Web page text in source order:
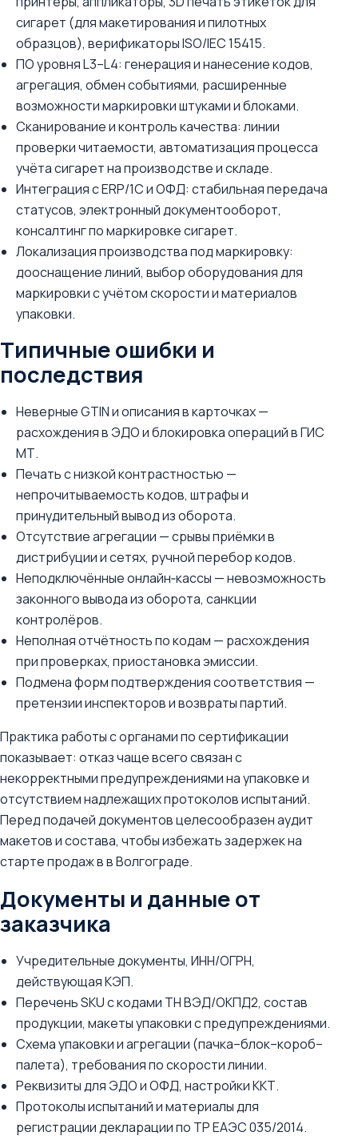
сигарет (для макетирования и пилотных
образцов), верификаторы ISO/IEC 15415.
ПО уровня L3–L4: генерация и нанесение кодов,
агрегация, обмен событиями, расширенные
возможности маркировки штуками и блоками.
Сканирование и контроль качества: линии
проверки читаемости, автоматизация процесса
учёта сигарет на производстве и складе.
Интеграция с ERP/1С и ОФД: стабильная передача
статусов, электронный документооборот,
консалтинг по маркировке сигарет.
Локализация производства под маркировку:
дооснащение линий, выбор оборудования для
маркировки с учётом скорости и материалов
упаковки.
Типичные ошибки и
последствия
Неверные GTIN и описания в карточках —
расхождения в ЭДО и блокировка операций в ГИС
МТ.
Печать с низкой контрастностью —
непрочитываемость кодов, штрафы и
принудительный вывод из оборота.
Отсутствие агрегации — срывы приёмки в
дистрибуции и сетях, ручной перебор кодов.
Неподключённые онлайн‑кассы — невозможность
законного вывода из оборота, санкции
контролёров.
Неполная отчётность по кодам — расхождения
при проверках, приостановка эмиссии.
Подмена форм подтверждения соответствия —
претензии инспекторов и возвраты партий.
Практика работы с органами по сертификации
показывает: отказ чаще всего связан с
некорректными предупреждениями на упаковке и
отсутствием надлежащих протоколов испытаний.
Перед подачей документов целесообразен аудит
макетов и состава, чтобы избежать задержек на
старте продаж в в Волгограде.
Документы и данные от
заказчика
Учредительные документы, ИНН/ОГРН,
действующая КЭП.
Перечень SKU с кодами ТН ВЭД/ОКПД2, состав
продукции, макеты упаковки с предупреждениями.
Схема упаковки и агрегации (пачка–блок–короб–
палета), требования по скорости линии.
Реквизиты для ЭДО и ОФД, настройки ККТ.
Протоколы испытаний и материалы для
регистрации декларации по ТР ЕАЭС 035/2014.